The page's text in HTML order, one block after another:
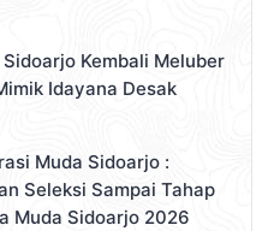
Kembali Meluber
Idayana Desak
Muda Sidoarjo :
Seleksi Sampai Tahap
Muda Sidoarjo 2026